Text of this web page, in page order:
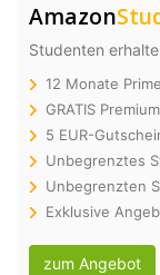
Amazon
Studenten
12 Monate
GRATIS
5 EUR-
Unbegrenztes
Unbegrenzten
Exklusive
zum Angebot